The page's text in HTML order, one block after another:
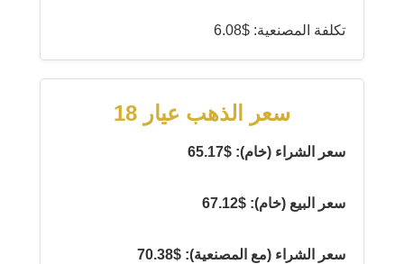
تكلفة المصنعية: $6.08
سعر الذهب عيار 18
سعر الشراء (خام): $65.17
سعر البيع (خام): $67.12
سعر الشراء (مع المصنعية): $70.38